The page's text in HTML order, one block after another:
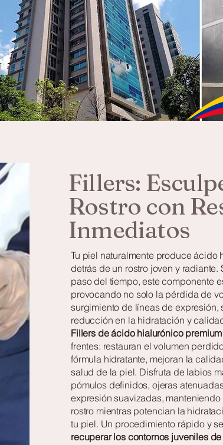
Fillers:
Rostro con
Inmediatos
Tu piel naturalmente produce ácido
detrás de un rostro joven y radiante.
paso del tiempo, este componente
provocando no solo la pérdida de
surgimiento de líneas de expresión,
reducción en la hidratación y
Fillers de ácido hialurónico
frentes: restauran el volumen
fórmula hidratante, mejoran la
salud de la piel. Disfruta de labios
pómulos definidos, ojeras
expresión suavizadas,
rostro mientras potencian la
tu piel. Un procedimiento rápido y
recuperar los contornos juveniles